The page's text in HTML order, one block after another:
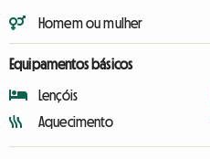
Homem ou mulher
Equipamentos básicos
Lençóis
Aquecimento